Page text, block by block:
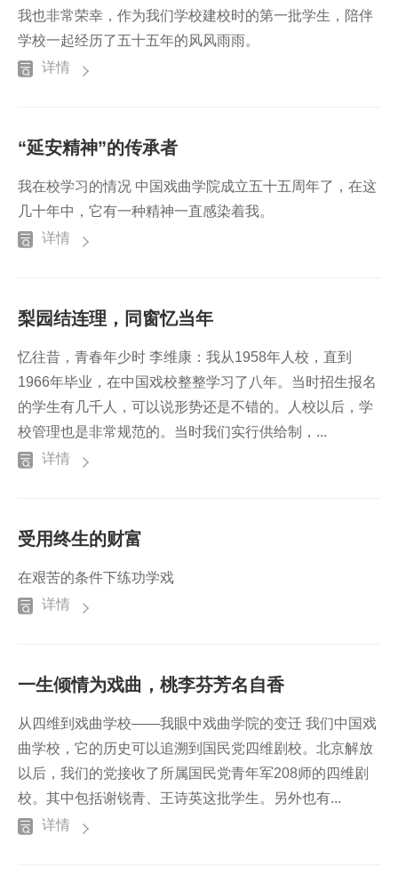
我也非常荣幸，作为我们学校建校时的第一批学生，陪伴
学校一起经历了五十五年的风风雨雨。
详情
“延安精神”的传承者
我在校学习的情况 中国戏曲学院成立五十五周年了，在这
几十年中，它有一种精神一直感染着我。
详情
梨园结连理，同窗忆当年
忆往昔，青春年少时 李维康：我从1958年人校，直到
1966年毕业，在中国戏校整整学习了八年。当时招生报名
的学生有几千人，可以说形势还是不错的。人校以后，学
校管理也是非常规范的。当时我们实行供给制，...
详情
受用终生的财富
在艰苦的条件下练功学戏
详情
一生倾情为戏曲，桃李芬芳名自香
从四维到戏曲学校——我眼中戏曲学院的变迁 我们中国戏
曲学校，它的历史可以追溯到国民党四维剧校。北京解放
以后，我们的党接收了所属国民党青年军208师的四维剧
校。其中包括谢锐青、王诗英这批学生。另外也有...
详情